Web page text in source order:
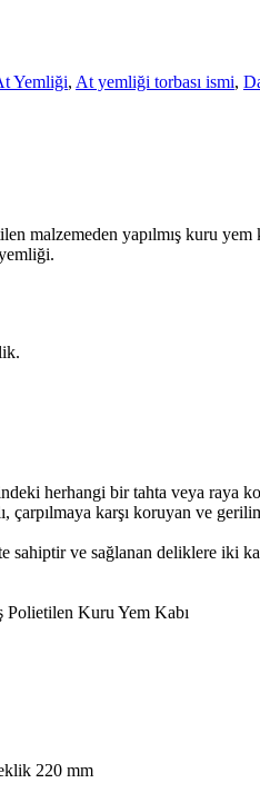
Yemliği, At yemliği torbası ismi,
malzemeden yapılmış kuru
herhangi bir tahta veya raya
çarpılmaya karşı koruyan ve
sahiptir ve sağlanan deliklere iki
Kuru Yem Kabı
220 mm